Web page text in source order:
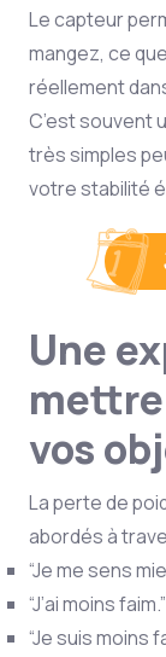
Le capteur
mangez, ce
réellement
C’est souvent
très simples
votre stabilité
Une
vos
La perte de
abordés à
“Je me sens
“J’ai moins faim.”
“Je suis moins